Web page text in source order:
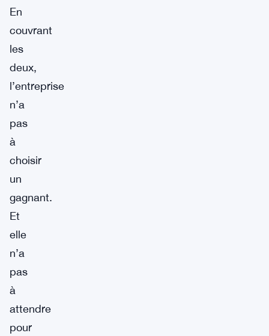
En
couvrant
les
deux,
l’entreprise
n’a
pas
à
choisir
un
gagnant.
Et
elle
n’a
pas
à
attendre
pour